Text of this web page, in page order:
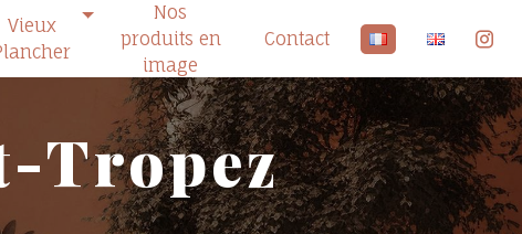
Vieux
Nos
produits en
image
Contact
Tropez